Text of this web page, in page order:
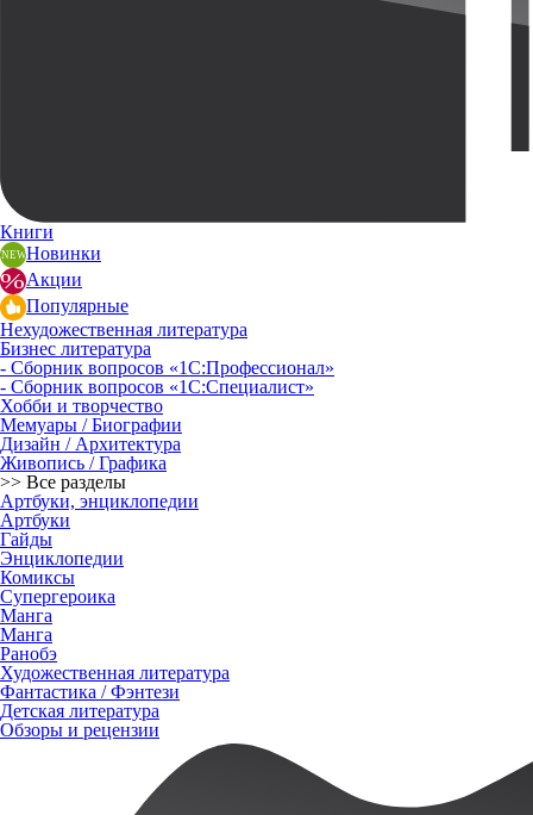
Книги
Новинки
Акции
Популярные
Нехудожественная литература
Бизнес литература
- Сборник вопросов «1С:Профессионал»
- Сборник вопросов «1С:Специалист»
Хобби и творчество
Мемуары / Биографии
Дизайн / Архитектура
Живопись / Графика
>> Все разделы
Артбуки, энциклопедии
Артбуки
Гайды
Энциклопедии
Комиксы
Супергероика
Манга
Манга
Ранобэ
Художественная литература
Фантастика / Фэнтези
Детская литература
Обзоры и рецензии